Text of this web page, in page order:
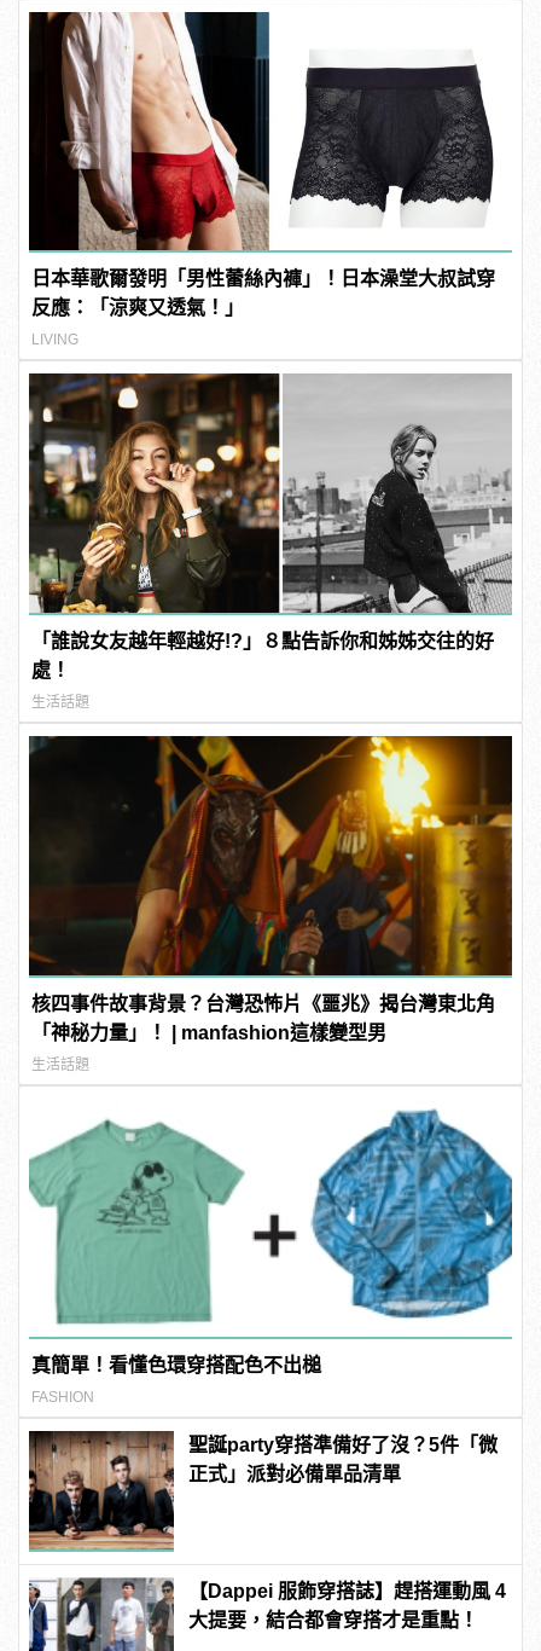
日本華歌爾發明「男性蕾絲內褲」！日本澡堂大叔試穿
反應：「涼爽又透氣！」
LIVING
「誰說女友越年輕越好!?」８點告訴你和姊姊交往的好
處！
生活話題
核四事件故事背景？台灣恐怖片《噩兆》揭台灣東北角
「神秘力量」！ | manfashion這樣變型男
生活話題
真簡單！看懂色環穿搭配色不出槌
FASHION
聖誕party穿搭準備好了沒？5件「微
正式」派對必備單品清單
【Dappei 服飾穿搭誌】趕搭運動風 4
大提要，結合都會穿搭才是重點！